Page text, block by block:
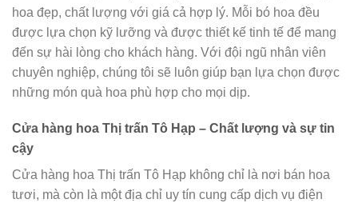
hoa đẹp, chất lượng với giá cả hợp lý. Mỗi bó hoa đều
được lựa chọn kỹ lưỡng và được thiết kế tinh tế để mang
đến sự hài lòng cho khách hàng. Với đội ngũ nhân viên
chuyên nghiệp, chúng tôi sẽ luôn giúp bạn lựa chọn được
những món quà hoa phù hợp cho mọi dịp.
Cửa hàng hoa Thị trấn Tô Hạp – Chất lượng và sự tin
cậy
Cửa hàng hoa Thị trấn Tô Hạp không chỉ là nơi bán hoa
tươi, mà còn là một địa chỉ uy tín cung cấp dịch vụ điện